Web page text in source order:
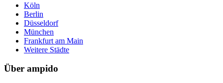
Köln
Berlin
Düsseldorf
München
Frankfurt am Main
Weitere Städte
Über ampido